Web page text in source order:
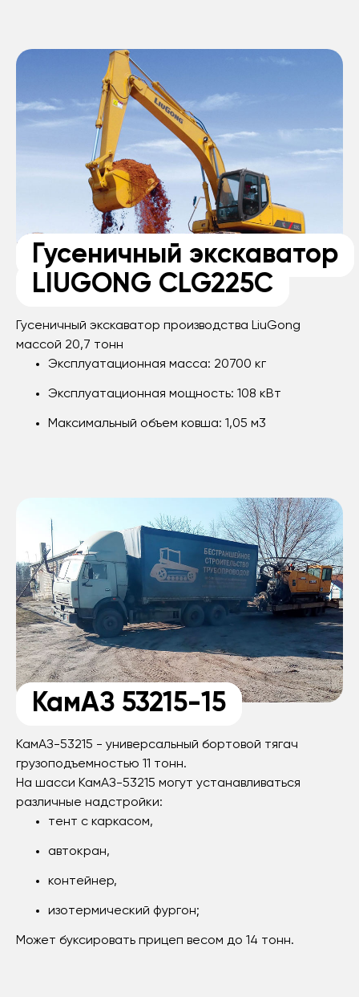
Гусеничный экскаватор
LIUGONG CLG225C
Гусеничный экскаватор производства LiuGong
массой 20,7 тонн
Эксплуатационная масса: 20700 кг
Эксплуатационная мощность: 108 кВт
Максимальный объем ковша: 1,05 м3
КамАЗ 53215-15
КамАЗ-53215 - универсальный бортовой тягач
грузоподъемностью 11 тонн.
На шасси КамАЗ-53215 могут устанавливаться
различные надстройки:
тент с каркасом,
автокран,
контейнер,
изотермический фургон;
Может буксировать прицеп весом до 14 тонн.